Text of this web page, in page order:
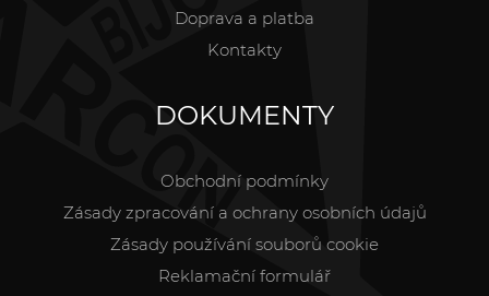
Doprava a platba
Kontakty
DOKUMENTY
Obchodní podmínky
Zásady zpracování a ochrany osobních údajů
Zásady používání souborů cookie
Reklamační formulář